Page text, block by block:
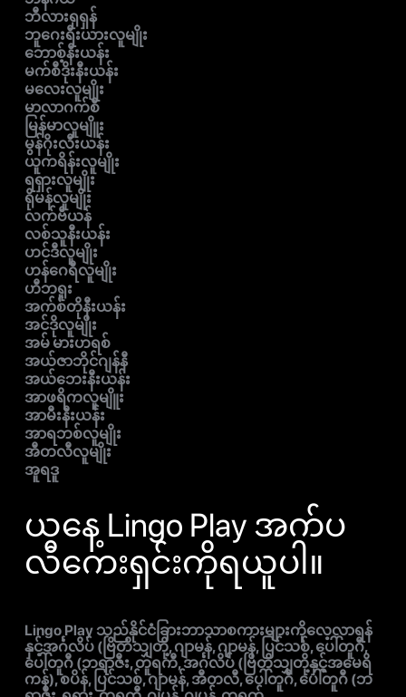
ဘီလားရုရှန်
ဘူဂေးရီးယားလူမျိုး
ဘောစ့်နီးယန်း
မက်စီဒိုးနီးယန်း
မလေးလူမျိုး
မာလာဂက်စီ
မြန်မာလူမျိူး
မွန်ဂိုးလီးယန်း
ယူကရိန်းလူမျိုး
ရရှားလူမျိုး
ရိုမန်လူမျိုး
လက်ဗီယန်
လစ်သူနီးယန်း
ဟင်ဒီလူမျိုး
ဟန်ဂေရီလူမျိုး
ဟီဘရူး
အက်စ်တိုနီးယန်း
အင်ဒိုလူမျိုး
အမ် မားဟရစ်
အယ်ဇာဘိုင်ဂျန်နီ
အယ်ဘေးနီးယန်း
အာဖရိကလူမျိူး
အာမီးနီးယန်း
အာရဘစ်လူမျိုး
အီတလီလူမျိုး
အူရဒူ
ယနေ့ Lingo Play အက်ပ
လီကေးရှင်းကိုရယူပါ။
Lingo Play သည်နိုင်ငံခြားဘာသာစကားများကိုလေ့လာရန်
နှင့်အင်္ဂလိပ် (ဗြိတိသျှတို့, ဂျာမန်, ဂျာမန်, ပြင်သစ်, ပေါ်တူဂီ,
ပေါ်တူဂီ (ဘရာဇီး, တူရကီ, အင်္ဂလိပ် (ဗြိတိသျှတို့နှင့်အမေရိ
ကန်), စပိန်, ပြင်သစ်, ဂျာမန်, အီတလီ, ပေါ်တူဂီ, ပေါ်တူဂီ (ဘ